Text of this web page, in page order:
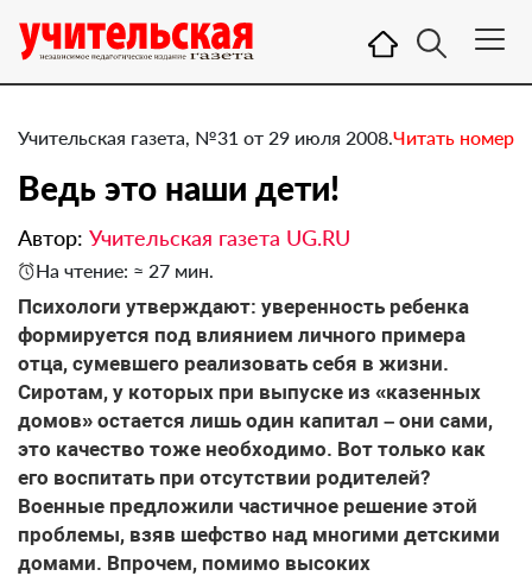
Учительская газета, №31 от 29 июля 2008.Читать номер
Ведь это наши дети!
Автор: Учительская газета UG.RU
На чтение: ≈ 27 мин.
Психологи утверждают: уверенность ребенка
формируется под влиянием личного примера
отца, сумевшего реализовать себя в жизни.
Сиротам, у которых при выпуске из «казенных
домов» остается лишь один капитал – они сами,
это качество тоже необходимо. Вот только как
его воспитать при отсутствии родителей?
Военные предложили частичное решение этой
проблемы, взяв шефство над многими детскими
домами. Впрочем, помимо высоких